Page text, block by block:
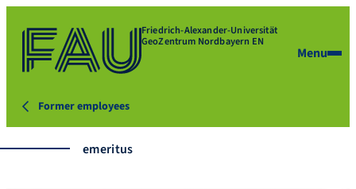
Friedrich-Alexander-Universität
GeoZentrum Nordbayern EN
Menu
Former employees
emeritus